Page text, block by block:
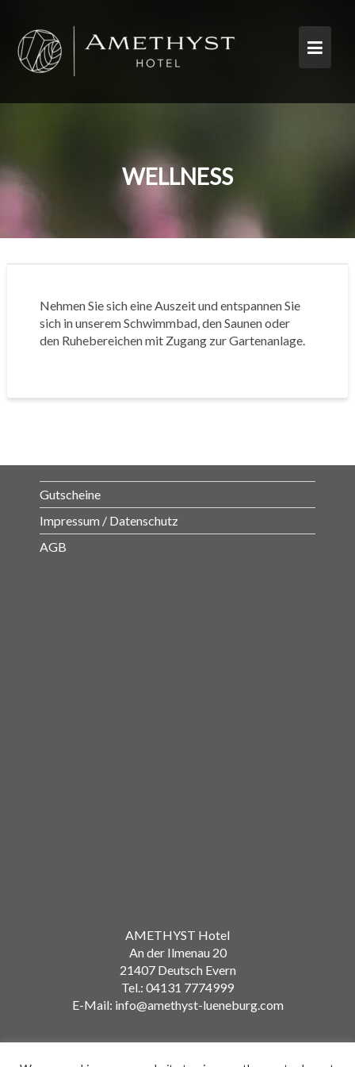
content
WELLNESS
Nehmen Sie sich eine Auszeit und entspannen Sie
sich in unserem Schwimmbad, den Saunen oder
den Ruhebereichen mit Zugang zur Gartenanlage.
Gutscheine
Impressum / Datenschutz
AGB
AMETHYST Hotel
An der Ilmenau 20
21407 Deutsch Evern
Tel.: 04131 7774999
E-Mail: info@amethyst-lueneburg.com